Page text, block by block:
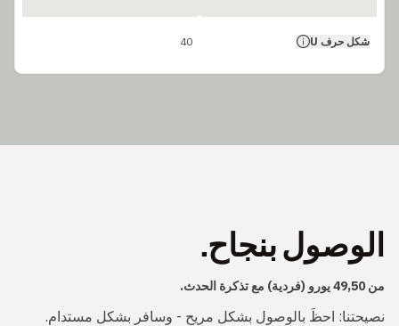
شكل حرف U 40
الوصول بنجاح.
من 49,50 يورو (فردية) مع تذكرة الحدث.
نصيحتنا: احظَ بالوصول بشكل مريح - وسافر بشكل مستدام.